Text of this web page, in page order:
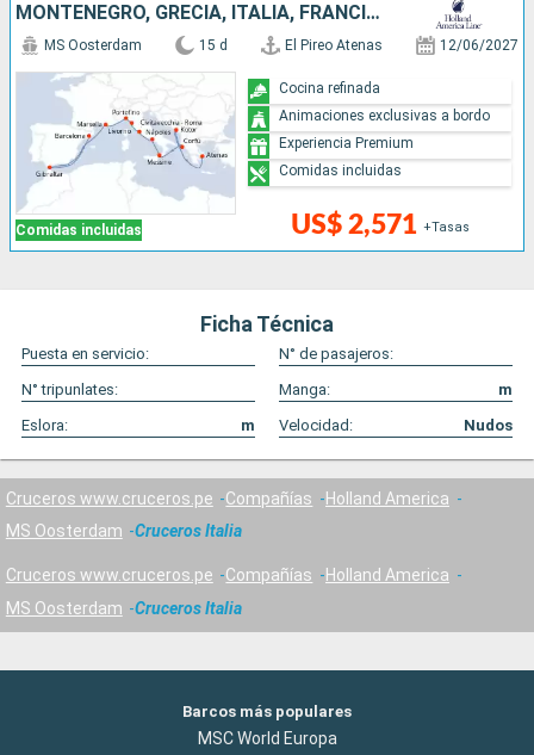
MONTENEGRO, GRECIA, ITALIA, FRANCIA, ESPAÑA
Comidas incluidas
MS Oosterdam 15 d El Pireo Atenas 12/06/2027
US$ 2,571 +Tasas
Cocina refinada
Animaciones exclusivas a bordo
Experiencia Premium
Comidas incluidas
Ficha Técnica
Puesta en servicio:
N° de pasajeros:
N° tripunlates:
Manga:
m
Eslora:
m Velocidad: Nudos
Cruceros www.cruceros.pe Compañías
Holland America
MS Oosterdam
Cruceros Italia
Cruceros www.cruceros.pe Compañías
Holland America
MS Oosterdam
Cruceros Italia
Barcos más populares
MSC World Europa